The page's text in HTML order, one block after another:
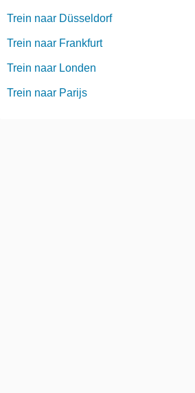
Trein naar Düsseldorf
Trein naar Frankfurt
Trein naar Londen
Trein naar Parijs